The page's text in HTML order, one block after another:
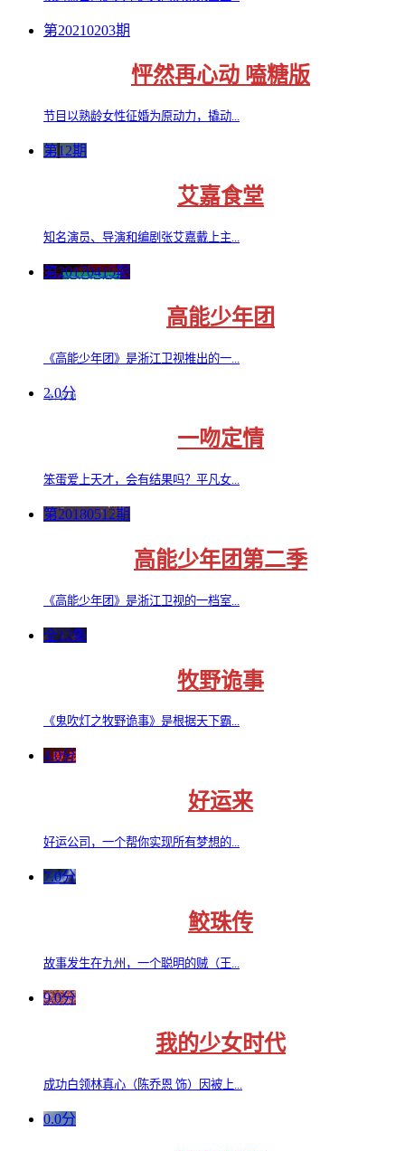
第20210203期
怦然再心动 嗑糖版
节目以熟龄女性征婚为原动力，撬动...
第12期
艾嘉食堂
知名演员、导演和编剧张艾嘉戴上主...
第20170415期
高能少年团
《高能少年团》是浙江卫视推出的一...
2.0分
一吻定情
笨蛋爱上天才，会有结果吗？平凡女...
第20180512期
高能少年团第二季
《高能少年团》是浙江卫视的一档室...
全12集
牧野诡事
《鬼吹灯之牧野诡事》是根据天下霸...
4.0分
好运来
好运公司，一个帮你实现所有梦想的...
7.0分
鲛珠传
故事发生在九州，一个聪明的贼（王...
9.0分
我的少女时代
成功白领林真心（陈乔恩 饰）因被上...
0.0分